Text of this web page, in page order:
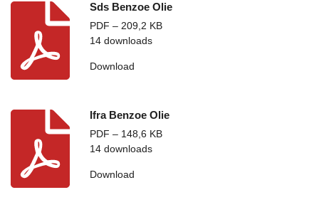
Sds Benzoe Olie
PDF – 209,2 KB
14 downloads
Download
Ifra Benzoe Olie
PDF – 148,6 KB
14 downloads
Download